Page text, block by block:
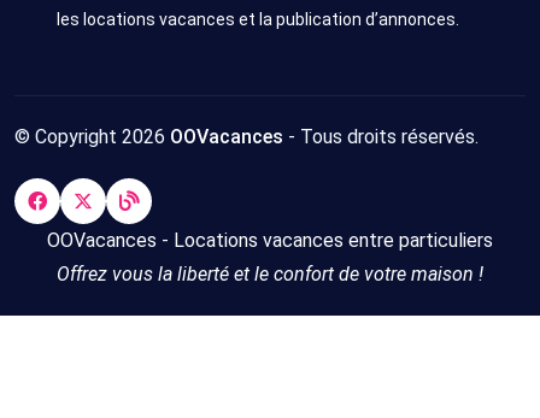
les locations vacances et la publication d’annonces.
© Copyright 2026 OOVacances - Tous droits réservés.
OOVacances - Locations vacances entre particuliers
Offrez vous la liberté et le confort de votre maison !